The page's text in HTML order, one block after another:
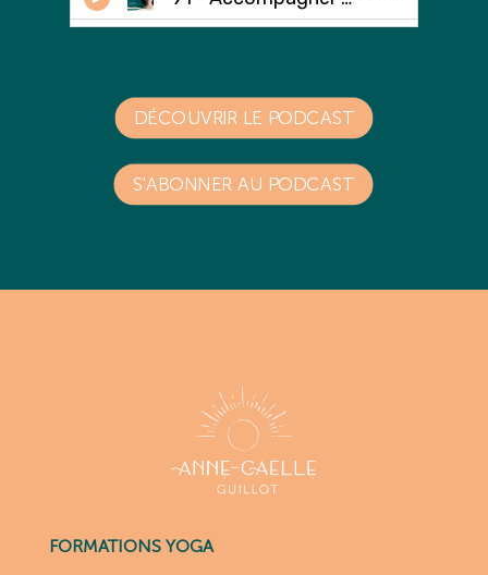
DÉCOUVRIR LE PODCAST
S'ABONNER AU PODCAST
FORMATIONS YOGA